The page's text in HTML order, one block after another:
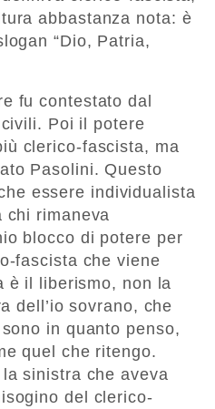
abbastanza nota: è
“Dio, Patria,
fu contestato dal
Poi il potere
clerico-fascista, ma
Pasolini. Questo
essere individualista
chi rimaneva
blocco di potere per
fascista che viene
è il liberismo, non la
dell’io sovrano, che
in quanto penso,
quel che ritengo.
sinistra che aveva
del clerico-